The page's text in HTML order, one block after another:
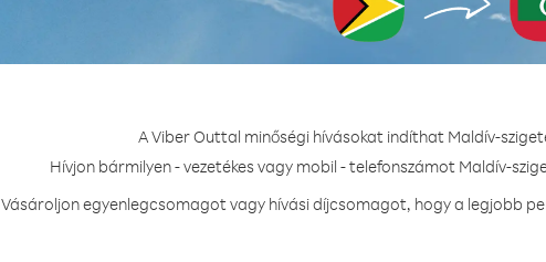
A Viber Outtal minőségi hívásokat indíthat Maldív-
Hívjon bármilyen - vezetékes vagy mobil - telefonszámot Maldív-
Vásároljon egyenlegcsomagot vagy hívási díjcsomagot, hogy a legjobb